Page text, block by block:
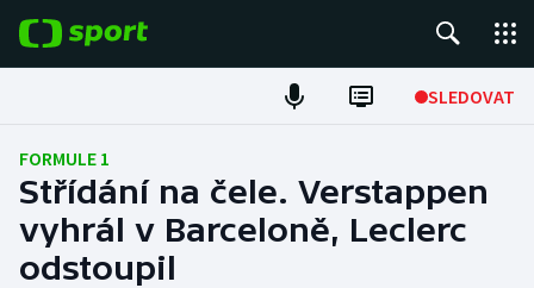
SLEDOVAT
Fotbal
Hokej
Tenis
FORMULE 1
Střídání na čele. Verstappen
vyhrál v Barceloně, Leclerc
odstoupil